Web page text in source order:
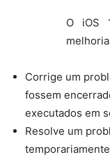
O iOS
Corrige um
fossem
executados em
Resolve um